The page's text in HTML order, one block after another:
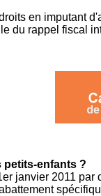
en imputant
du rappel fiscal
petits-enfants ?
janvier 2011